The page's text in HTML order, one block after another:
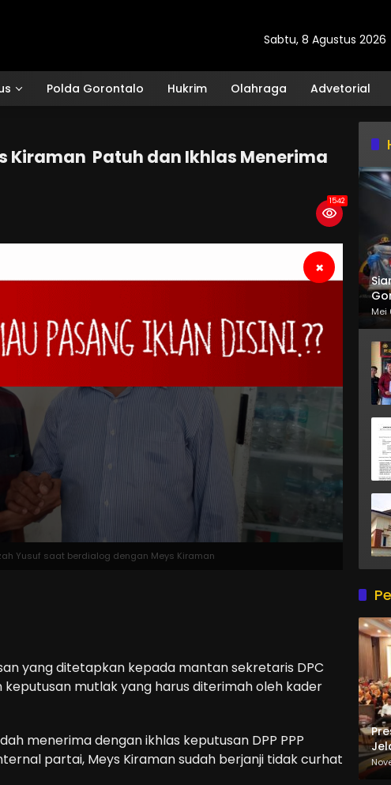
Sabtu, 8 Agustus 2026
Polda Gorontalo Hukrim Olahraga Advetorial
Kiraman Patuh dan Ikhlas Menerima
1542
×
Yusuf saat berdialog dengan Meys Kiraman
yang ditetapkan kepada mantan sekretaris DPC
keputusan mutlak yang harus diterimah oleh kader
menerima dengan ikhlas keputusan DPP PPP
partai, Meys Kiraman sudah berjanji tidak curhat
Mei